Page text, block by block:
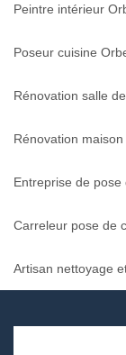
Peintre intérieur
Poseur cuisine
Rénovation salle
Rénovation maison
Entreprise de
Carreleur pose de
Artisan nettoyage